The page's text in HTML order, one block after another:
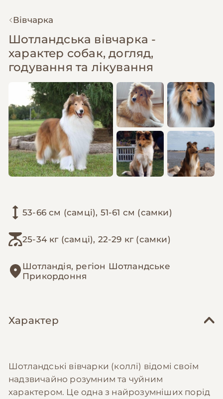
Вівчарка
Шотландська вівчарка -
характер собак, догляд,
годування та лікування
53-66 см (самці), 51-61 см (самки)
25-34 кг (самці), 22-29 кг (самки)
Шотландія, регіон Шотландське
Прикордоння
Характер
Шотландські вівчарки (коллі) відомі своїм
надзвичайно розумним та чуйним
характером. Це одна з найрозумніших порід